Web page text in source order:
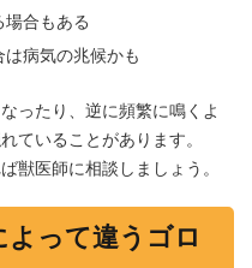
合もある
病気の兆候かも
ったり、逆に頻繁に鳴くよ
ていることがあります。
獣医師に相談しましょう。
って違うゴロ